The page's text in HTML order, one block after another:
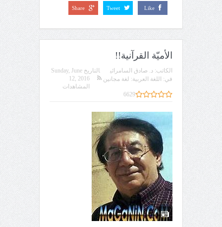
Like
Tweet
Share
الأميّة القرآنية!!
الكاتب: د. صادق السامرائي التاريخ Sunday, June
12, 2016
في: اللغة العربية: لغة مجانين
المشاهدات
6629